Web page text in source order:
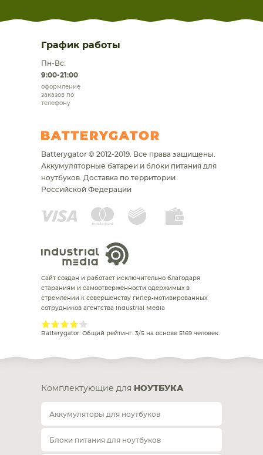
График работы
Пн-Вс:
9:00-21:00
оформление
заказов по
телефону
Batterygator © 2012-2019. Все права защищены.
Аккумуляторные батареи и блоки питания для
ноутбуков. Доставка по территории
Российской Федерации
Сайт создан и работает исключительно благодаря
стараниям и самоотверженности одержимых в
стремлении к совершенству гипер-мотивированных
сотрудников агентства Industrial Media
Batterygator. Общий рейтинг: 3/5 на основе 5169 человек.
Комплектующие для НОУТБУКА
Аккумуляторы для ноутбуков
Блоки питания для ноутбуков